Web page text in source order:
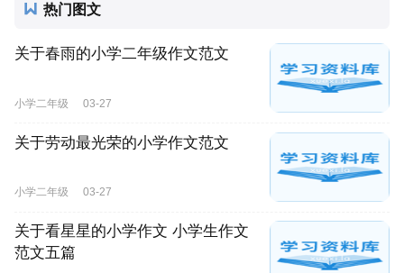
热门图文
关于春雨的小学二年级作文范文
小学二年级 03-27
关于劳动最光荣的小学作文范文
小学二年级 03-27
关于看星星的小学作文 小学生作文
范文五篇